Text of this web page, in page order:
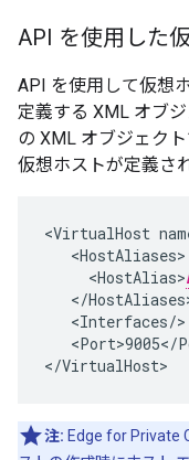
API を使用した
API を使用して仮想
定義する XML オブ
の XML オブジェク
仮想ホストが定義さ
<VirtualHost
   <HostAliases>
     <HostAlias>
</
   <Interfaces/>
<Port>9005</
</VirtualHost>
注: Edge for Private